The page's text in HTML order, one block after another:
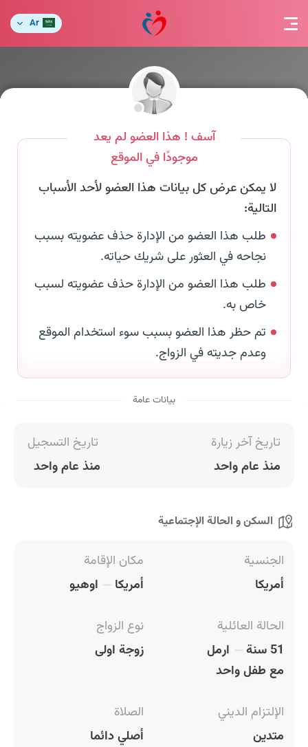
Ar
آسف ! هذا العضو لم يعد
موجودًا في الموقع
لا يمكن عرض كل بيانات هذا العضو لأحد الأسباب
التالية:
طلب هذا العضو من الإدارة حذف عضويته بسبب
نجاحه في العثور على شريك حياته.
طلب هذا العضو من الإدارة حذف عضويته لسبب
خاص به.
تم حظر هذا العضو بسبب سوء استخدام الموقع
وعدم جديته في الزواج.
بيانات عامة
تاريخ آخر زيارة
منذ عام واحد
تاريخ التسجيل
منذ عام واحد
السكن و الحالة الإجتماعية
الجنسية
أمريكا
مكان الإقامة
أمريكا
اوهيو
الحالة العائلية
51 سنة
ارمل
مع طفل واحد
نوع الزواج
زوجة اولى
الإلتزام الديني
متدين
الصلاة
أصلي دائما